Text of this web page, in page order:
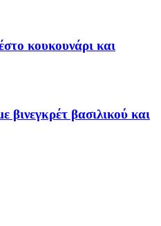
κουκουνάρι και
βινεγκρέτ βασιλικού και